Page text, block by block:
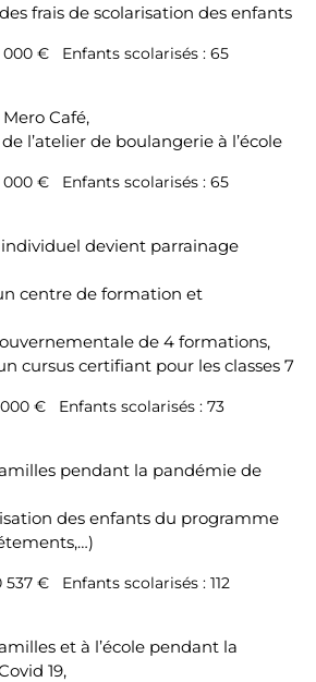
frais de scolarisation des enfants
000 € Enfants scolarisés : 65
Café,
l’atelier de boulangerie à l’école
000 € Enfants scolarisés : 65
devient parrainage
centre de formation et
de 4 formations,
cursus certifiant pour les classes 7
€ Enfants scolarisés : 73
pendant la pandémie de
des enfants du programme
537 € Enfants scolarisés : 112
et à l’école pendant la
19,